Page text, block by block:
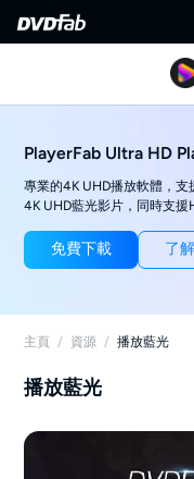
PlayerFab Ultra HD
專業的4K UHD播放軟體，
4K UHD藍光影片，同時支援
免費下載 了
主頁 / 資源 / 播放藍光
播放藍光